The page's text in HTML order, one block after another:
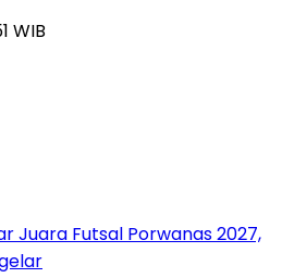
WIB
Juara Futsal Porwanas 2027,